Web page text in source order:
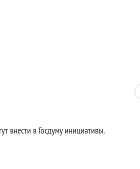
внести в Госдуму инициативы.